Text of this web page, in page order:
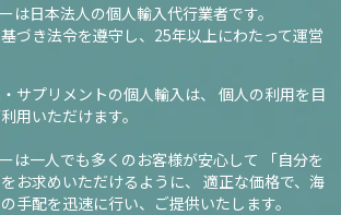
は日本法人の個人輸入代行業者です。
づき法令を遵守し、 25年以上にわたって運営
サプリメントの個人輸入は、
個人の利用を目
用いただけます。
は一人でも多くのお客様が安心して
「自分を
お求めいただけるように、
適正な価格で、海
手配を迅速に行い、ご提供いたします。